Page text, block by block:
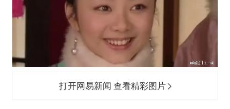
打开网易新闻 查看精彩图片